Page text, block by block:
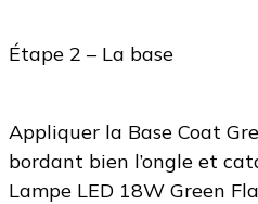
Étape 2 – La base
Appliquer la Base Coat
bordant bien l’ongle et
Lampe LED 18W Green